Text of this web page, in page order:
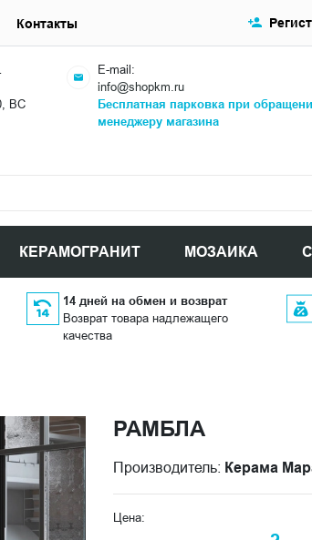
ВС
E-mail:
info@shopkm.ru
Бесплатная парковка при
менеджеру магазина
КЕРАМОГРАНИТ МОЗАИКА
Контакты
14 дней на обмен и возврат
Возврат товара надлежащего
качества
РАМБЛА
Производитель: Керама
Цена: